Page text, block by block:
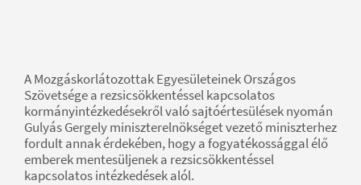
A Mozgáskorlátozottak Egyesületeinek Országos
Szövetsége a rezsicsökkentéssel kapcsolatos
kormányintézkedésekről való sajtóértesülések nyomán
Gulyás Gergely miniszterelnökséget vezető miniszterhez
fordult annak érdekében, hogy a fogyatékossággal élő
emberek mentesüljenek a rezsicsökkentéssel
kapcsolatos intézkedések alól.